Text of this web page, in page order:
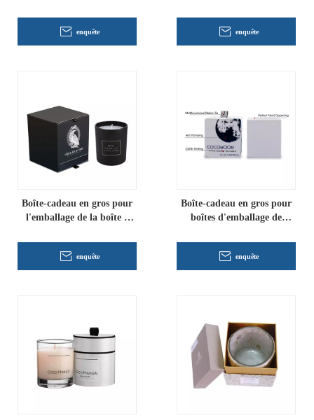
enquête enquête
Boîte-cadeau en gros pour
l'emballage de la boîte à
enquête
Boîte-cadeau en gros pour
boîtes d'emballage de
enquête